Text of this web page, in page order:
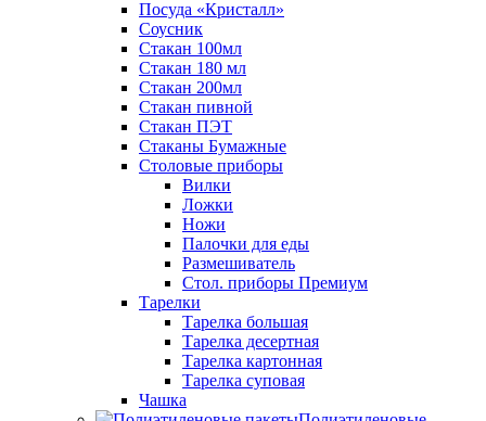
Посуда «Кристалл»
Соусник
Стакан 100мл
Стакан 180 мл
Стакан 200мл
Стакан пивной
Стакан ПЭТ
Стаканы Бумажные
Столовые приборы
Вилки
Ложки
Ножи
Палочки для еды
Размешиватель
Стол. приборы Премиум
Тарелки
Тарелка большая
Тарелка десертная
Тарелка картонная
Тарелка суповая
Чашка